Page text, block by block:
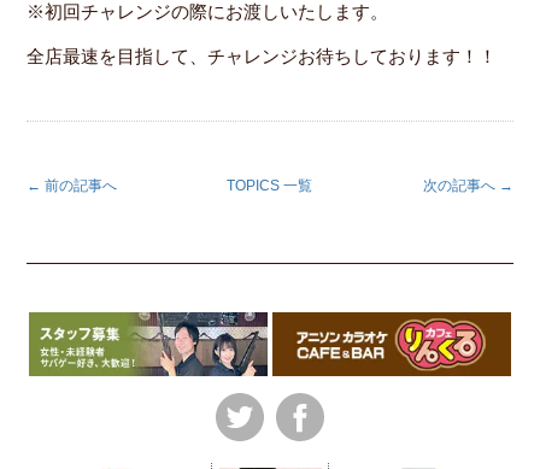
※初回チャレンジの際にお渡しいたします。
全店最速を目指して、チャレンジお待ちしております！！
← 前の記事へ 次の記事へ →
TOPICS 一覧